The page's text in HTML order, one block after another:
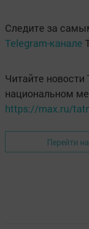
Следите за
Telegram-канале
Читайте новости
национальном
https://max.ru/
Перейти